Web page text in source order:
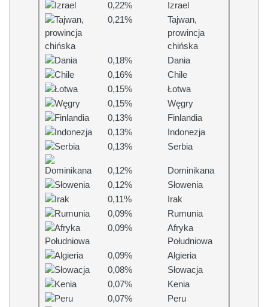
0,22%
Izrael
0,21%
Tajwan,
prowincja
chińska
0,18%
Dania
0,16%
Chile
0,15%
Łotwa
0,15%
Węgry
0,13%
Finlandia
0,13%
Indonezja
0,13%
Serbia
0,12%
Dominikana
0,12%
Słowenia
0,11%
Irak
0,09%
Rumunia
0,09%
Afryka
Południowa
0,09%
Algieria
0,08%
Słowacja
0,07%
Kenia
0,07%
Peru